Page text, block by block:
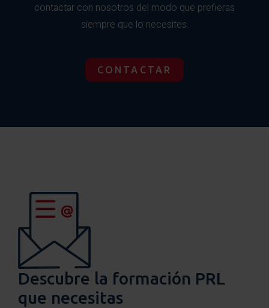
contactar con nosotros del modo que prefieras
siempre que lo necesites.
CONTACTAR
Descubre la formación PRL
que necesitas